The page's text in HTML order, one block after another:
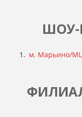
ШОУ-
м. Марьино/